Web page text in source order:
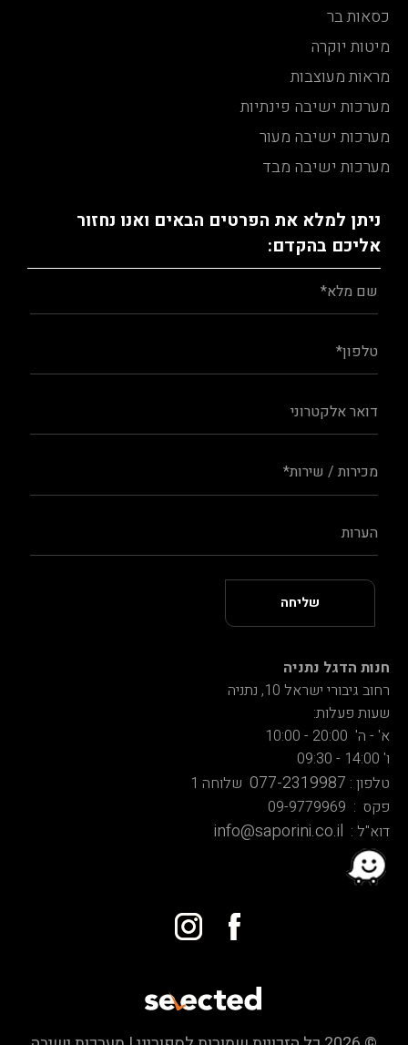
כסאות בר
מיטות יוקרה
מראות מעוצבות
מערכות ישיבה פינתיות
מערכות ישיבה מעור
מערכות ישיבה מבד
ניתן למלא את הפרטים הבאים ואנו נחזור
אליכם בהקדם:
חנות הדגל נתניה
רחוב גיבורי ישראל 10, נתניה
שעות פעלות:
א' - ה' 20:00 - 10:00
ו' 14:00 - 09:30
טלפון : 077-2319987 שלוחה 1
פקס : 09-9779969
דוא"ל : info@saporini.co.il